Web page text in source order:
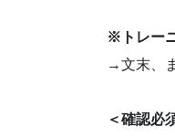
※トレー
→文末、
＜確認必